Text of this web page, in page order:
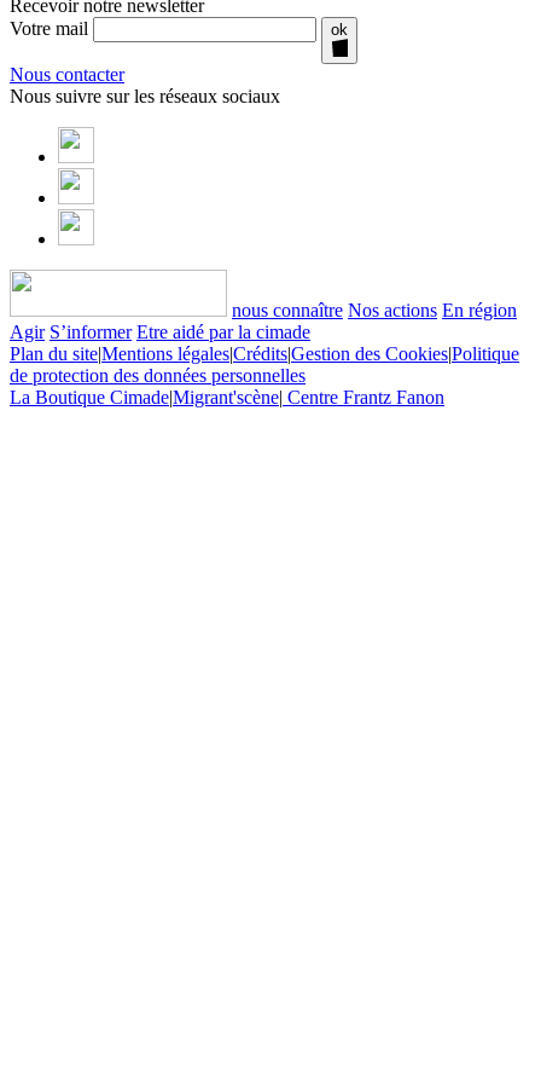
Recevoir notre newsletter
Votre mail
ok
Nous contacter
Nous suivre sur les réseaux sociaux
nous connaître Nos actions En région
Agir S’informer Etre aidé par la cimade
Plan du site|Mentions légales|Crédits|Gestion des Cookies|Politique
de protection des données personnelles
La Boutique Cimade|Migrant'scène| Centre Frantz Fanon